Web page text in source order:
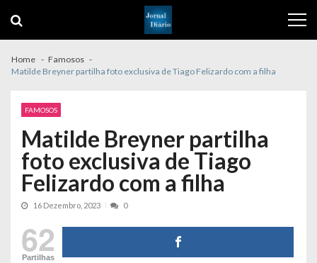
navigation
content
Home
Famosos
Matilde Breyner partilha foto exclusiva de Tiago Felizardo com a filha
FAMOSOS
Matilde Breyner partilha
foto exclusiva de Tiago
Felizardo com a filha
16 Dezembro, 2023 0
62
Partilhas